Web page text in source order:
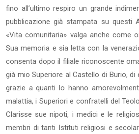
fino all’ultimo respiro un grande
pubblicazione già stampata su questi
«Vita comunitaria» valga anche come
Sua memoria e sia letta con la
consenta dopo il filiale riconoscente
già mio Superiore al Castello di Burio, di
grazie a quanti lo hanno
malattia, i Superiori e confratelli del
Clarisse sue nipoti, i medici e le
membri di tanti Istituti religiosi e